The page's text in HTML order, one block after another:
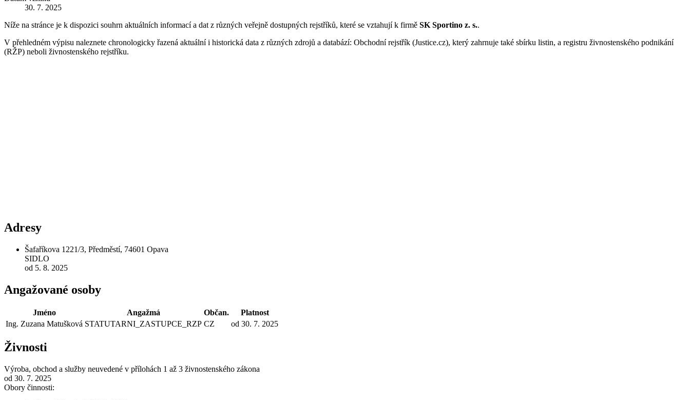
30. 7. 2025
Níže na stránce je k dispozici souhrn aktuálních informací a dat z různých veřejně dostupných rejstříků, které se vztahují k firmě SK Sportino z. s..
V přehledném výpisu naleznete chronologicky řazená aktuální i historická data z různých zdrojů a databází: Obchodní rejstřík (Justice.cz), který zahrnuje také sbírku listin, a registru živnostenského podnikání
(RŽP) neboli živnostenského rejstříku.
Adresy
Šafaříkova 1221/3, Předměstí, 74601 Opava
SIDLO
od 5. 8. 2025
Angažované osoby
Jméno Angažmá Občan.
Platnost
Ing. Zuzana Matušková STATUTARNI_ZASTUPCE_RZP CZ od 30. 7. 2025
Živnosti
Výroba, obchod a služby neuvedené v přílohách 1 až 3 živnostenského zákona
od 30. 7. 2025
Obory činnosti: